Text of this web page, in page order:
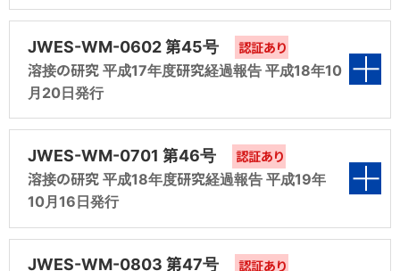
成9年度 規格化第9分科会 報告）
第5編 オーステナイト系ステンレス鋼溶接金属
の高温特性調査（平成11年度 共研第5分科会
報告）
成11年度 規格化第9分科会 報告）
第4編 建築構造用溶接材料の検討（平成12年
度 共研第4分科会 報告）
第5編 溶接材料のJISとISO規格の整合化（平
成12年度 規格化第9分科会 報告）
（平成13年度 調査第2分科会 報告）
第3編 すみ肉溶接の耐ペイント性評価方法の検
討（平成13年度 共研第3分科会 報告）
第4編 建築構造用溶接材料の検討（平成13年
度 共研第4分科会 報告）
第5編 ステンレス鋼建築構造用溶接材料の検討
（平成13年度 共研第5分科会 報告）
（平成14年度 調査第1分科会 報告）
第2編 溶接材料の国際規格適正化調査研究
（平成14年度 調査第2分科会 報告）
第3編 鋼溶接部の水素量測定方法（JIS Z
3118）の改正（平成14年度 共研第3分科会 報
告）
第4編 建築構造用溶接材料の検討（平成14年
度 共研第4分科会 報告）
る調査（平成15年度 調査第1分科会 報告）
第2編 溶接材料の国際規格適正化調査研究
（平成15年度 調査第2分科会 報告）
第3編 鋼溶接部の水素量測定方法（JIS Z
（平成16年度 調査第2分科会 報告）
JWES-WM-0602 第45号 認証あり
溶接の研究 平成17年度研究経過報告 平成18年10
月20日発行
JWES-WM-0701 第46号 認証あり
溶接の研究 平成18年度研究経過報告 平成19年
10月16日発行
JWES-WM-0803 第47号 認証あり